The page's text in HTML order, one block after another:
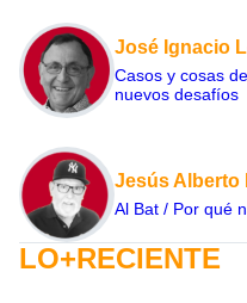
José Ignacio
Casos y cosas
nuevos desafíos
Jesús Alberto
Al Bat / Por qué
LO+RECIENTE